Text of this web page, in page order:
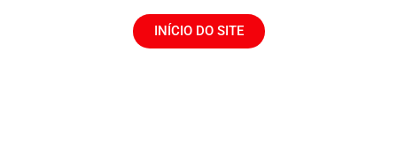
INÍCIO DO SITE